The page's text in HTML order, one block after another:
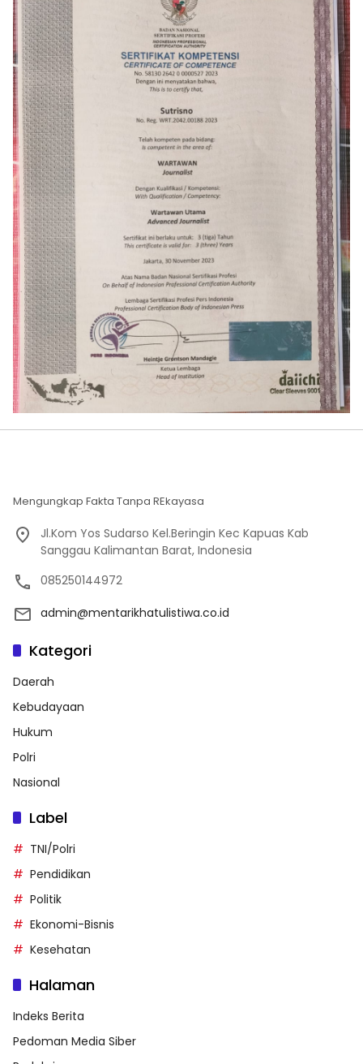
Mengungkap Fakta Tanpa REkayasa
Jl.Kom Yos Sudarso Kel.Beringin Kec Kapuas Kab
Sanggau Kalimantan Barat, Indonesia
085250144972
admin@mentarikhatulistiwa.co.id
Kategori
Daerah
Kebudayaan
Hukum
Polri
Nasional
Label
TNI/Polri
Pendidikan
Politik
Ekonomi-Bisnis
Kesehatan
Halaman
Indeks Berita
Pedoman Media Siber